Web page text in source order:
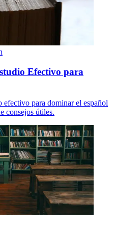
Efectivo para
efectivo para dominar el español
consejos útiles.